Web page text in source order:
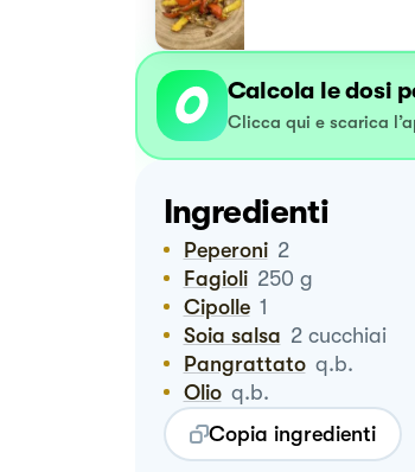
Calcola le dosi
Clicca qui e scarica
Ingredienti
Peperoni 2
Fagioli 250 g
Cipolle 1
Soia salsa 2 cucchiai
Pangrattato q.b.
Olio q.b.
Copia ingredienti